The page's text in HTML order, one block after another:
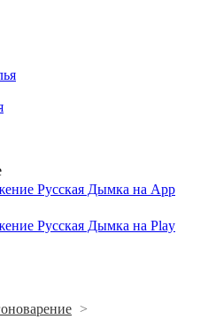
>